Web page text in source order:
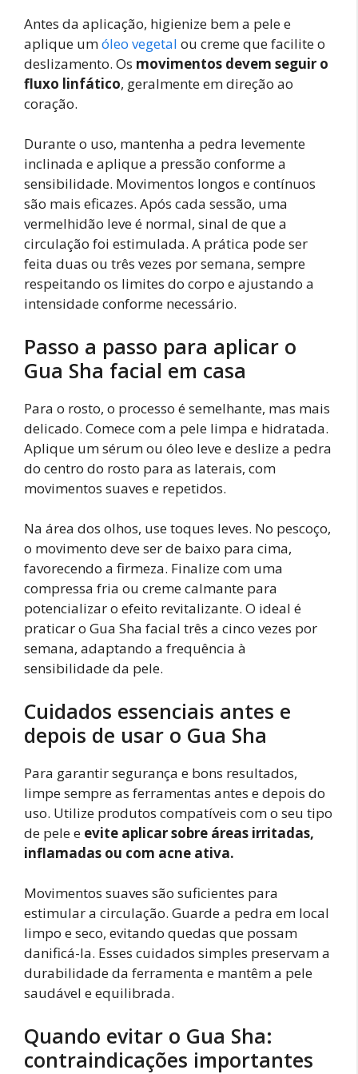
Antes da aplicação, higienize bem a pele e
aplique umóleo vegetal ou creme que facilite o
deslizamento. Os movimentos devem seguir o
fluxo linfático, geralmente em direção ao
coração.
Durante o uso, mantenha a pedra levemente
inclinada e aplique a pressão conforme a
sensibilidade. Movimentos longos e contínuos
são mais eficazes. Após cada sessão, uma
vermelhidão leve é normal, sinal de que a
circulação foi estimulada. A prática pode ser
feita duas ou três vezes por semana, sempre
respeitando os limites do corpo e ajustando a
intensidade conforme necessário.
Passo a passo para aplicar o
Gua Sha facial em casa
Para o rosto, o processo é semelhante, mas mais
delicado. Comece com a pele limpa e hidratada.
Aplique um sérum ou óleo leve e deslize a pedra
do centro do rosto para as laterais, com
movimentos suaves e repetidos.
Na área dos olhos, use toques leves. No pescoço,
o movimento deve ser de baixo para cima,
favorecendo a firmeza. Finalize com uma
compressa fria ou creme calmante para
potencializar o efeito revitalizante. O ideal é
praticar o Gua Sha facial três a cinco vezes por
semana, adaptando a frequência à
sensibilidade da pele.
Cuidados essenciais antes e
depois de usar o Gua Sha
Para garantir segurança e bons resultados,
limpe sempre as ferramentas antes e depois do
uso. Utilize produtos compatíveis com o seu tipo
de pele e evite aplicar sobre áreas irritadas,
inflamadas ou com acne ativa.
Movimentos suaves são suficientes para
estimular a circulação. Guarde a pedra em local
limpo e seco, evitando quedas que possam
danificá-la. Esses cuidados simples preservam a
durabilidade da ferramenta e mantêm a pele
saudável e equilibrada.
Quando evitar o Gua Sha:
contraindicações importantes